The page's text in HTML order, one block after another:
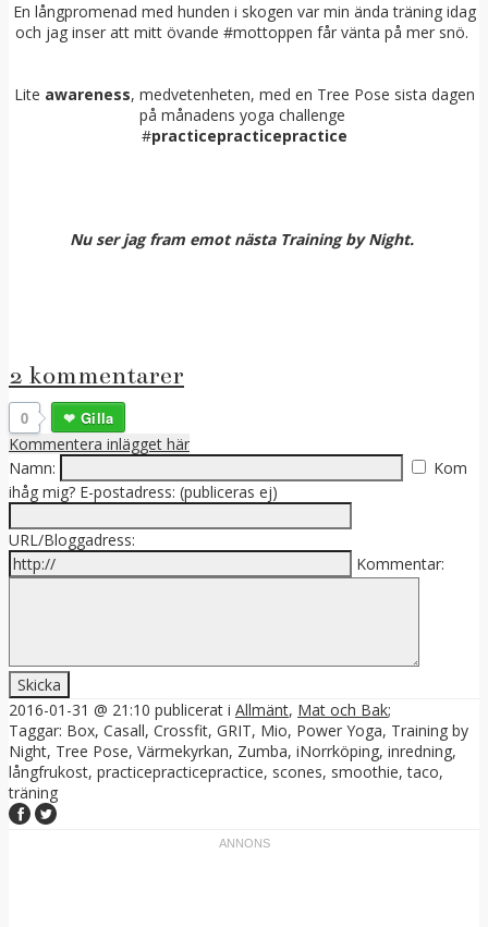
En långpromenad med hunden i skogen var min ända träning idag
och jag inser att mitt övande #mottoppen får vänta på mer snö.
Lite awareness, medvetenheten, med en Tree Pose sista dagen
på månadens yoga challenge
#practicepracticepractice
Nu ser jag fram emot nästa Training by Night.
2 kommentarer
0
Gilla
Kommentera inlägget här
Namn:
Kom
ihåg mig? E-postadress: (publiceras ej)
URL/Bloggadress:
Kommentar:
2016-01-31 @ 21:10 publicerat i Allmänt, Mat och Bak;
Taggar: Box, Casall, Crossfit, GRIT, Mio, Power Yoga, Training by
Night, Tree Pose, Värmekyrkan, Zumba, iNorrköping, inredning,
långfrukost, practicepracticepractice, scones, smoothie,taco,
träning